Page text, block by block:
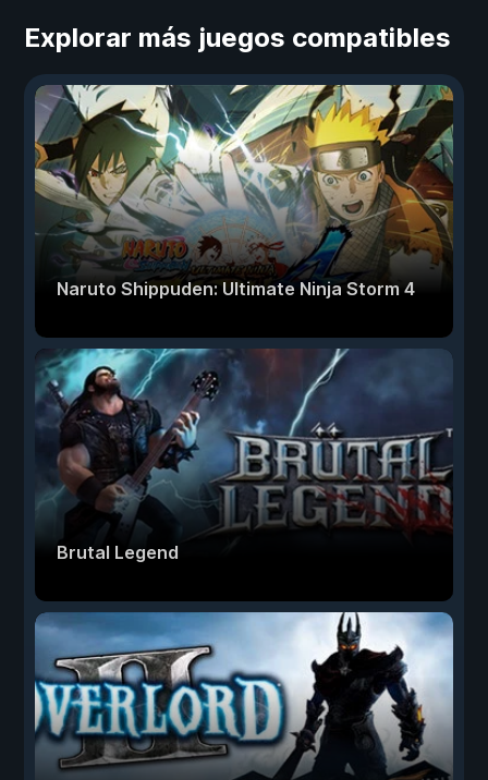
Explorar más juegos compatibles
Naruto Shippuden: Ultimate Ninja Storm 4
Brutal Legend